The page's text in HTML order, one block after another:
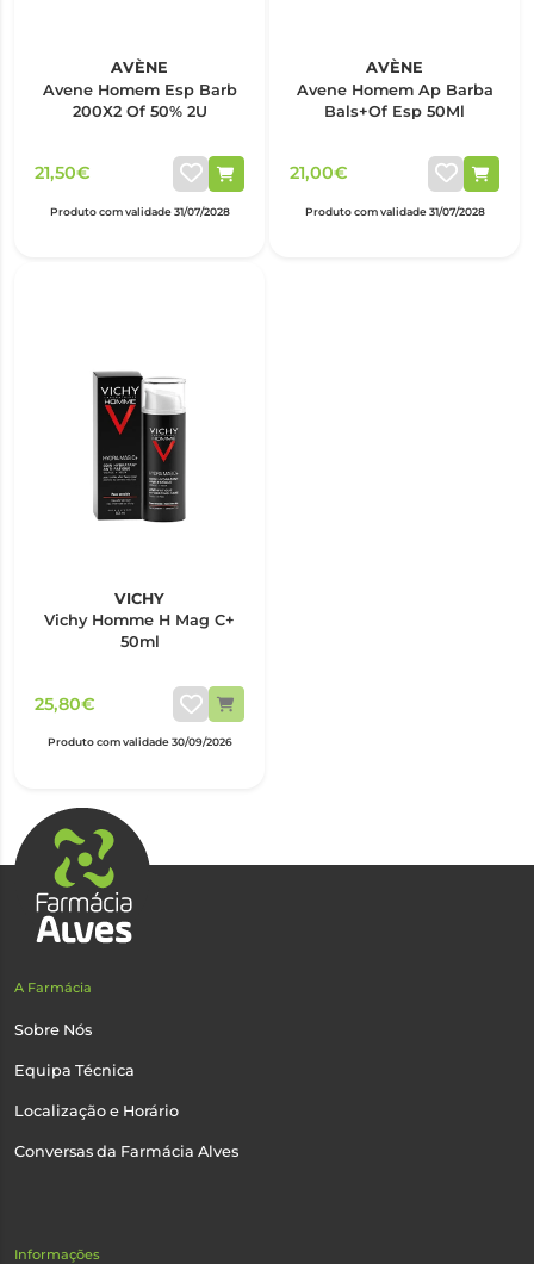
AVÈNE
Avene Homem Esp Barb
200X2 Of 50% 2U
21,50€
Produto com validade 31/07/2028
AVÈNE
Avene Homem Ap Barba
Bals+Of Esp 50Ml
21,00€
Produto com validade 31/07/2028
VICHY
Vichy Homme H Mag C+
50ml
25,80€
Produto com validade 30/09/2026
A Farmácia
Sobre Nós
Equipa Técnica
Localização e Horário
Conversas da Farmácia Alves
Informações